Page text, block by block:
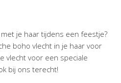
je haar tijdens een feestje?
boho vlecht in je haar voor
vlecht voor een speciale
bij ons terecht!